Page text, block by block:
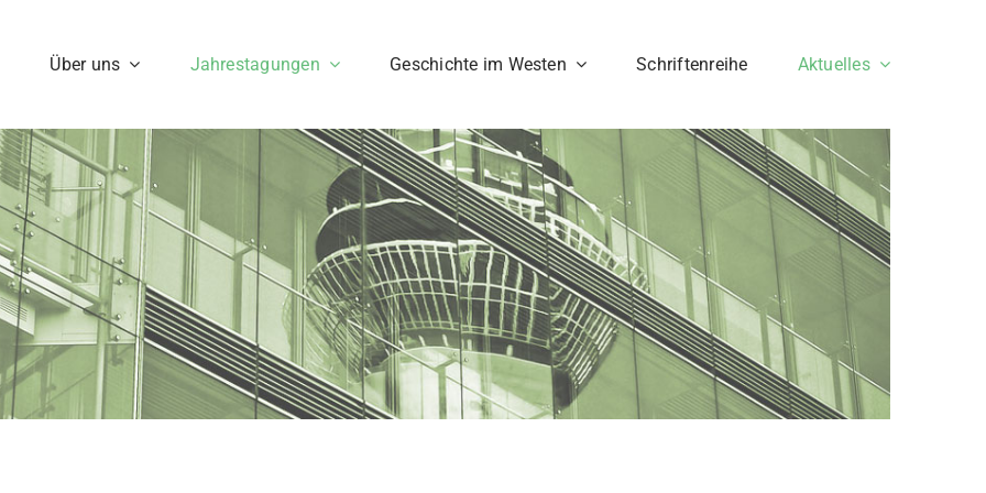
Über uns Jahrestagungen Geschichte im Westen Schriftenreihe Aktuelles